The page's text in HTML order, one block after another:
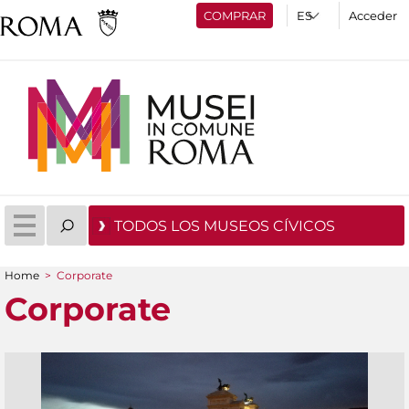
COMPRAR Acceder
TODOS LOS MUSEOS CÍVICOS
You are here
Home > Corporate
Corporate